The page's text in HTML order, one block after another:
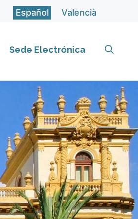
Español Valencià
Sede Electrónica